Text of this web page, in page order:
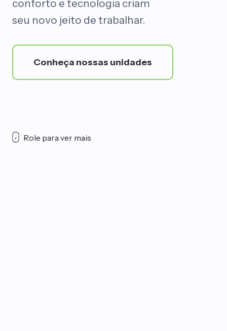
conforto e tecnologia criam
seu novo jeito de trabalhar.
Conheça nossas unidades
Role para ver mais